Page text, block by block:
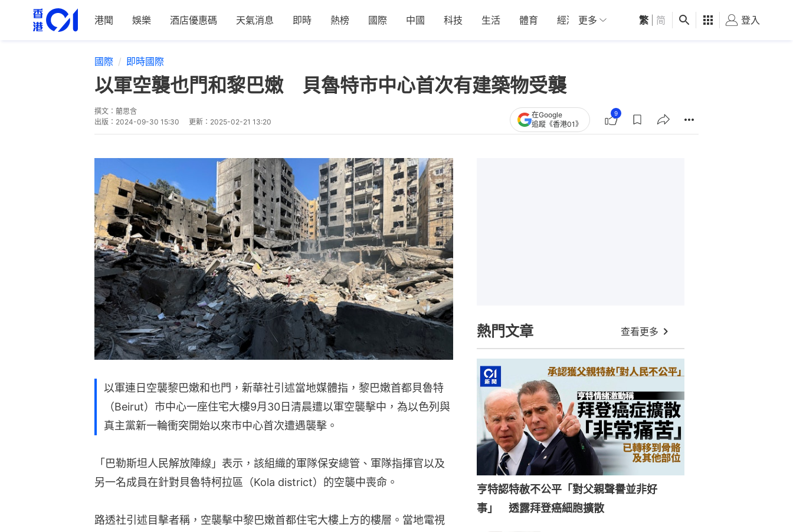
港聞 娛樂 酒店優惠碼 天氣消息 即時 熱榜 國際 中國 科技 生活 體育 經濟 01深圳 觀點 健康 好食玩飛
更多 繁 简 登入
國際 即時國際
以軍空襲也門和黎巴嫩 貝魯特市中心首次有建築物受襲
撰文： 藺思含
出版： 2024-09-30 15:30 更新： 2025-02-21 13:20
在Google
追蹤《香港01》
9
以軍連日空襲黎巴嫩和也門，新華社引述當地媒體指，黎巴嫩首都貝魯特
（Beirut）市中心一座住宅大樓9月30日清晨遭以軍空襲擊中，為以色列與
真主黨新一輪衝突開始以來市中心首次遭遇襲擊。
「巴勒斯坦人民解放陣線」表示，該組織的軍隊保安總管、軍隊指揮官以及
另一名成員在針對貝魯特柯拉區（Kola district）的空襲中喪命。
路透社引述目擊者稱，空襲擊中黎巴嫩首都住宅大樓上方的樓層。當地電視
熱門文章 查看更多
亨特認特赦不公平「對父親聲譽並非好
事」 透露拜登癌細胞擴散